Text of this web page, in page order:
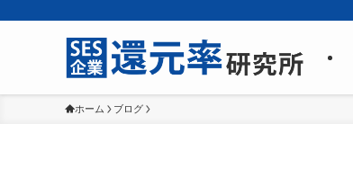
ホーム ブログ